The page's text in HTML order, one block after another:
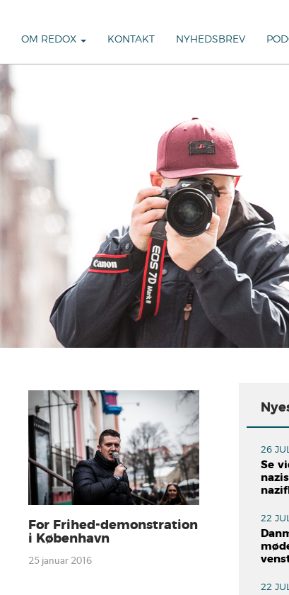
OM REDOX KONTAKT NYHEDSBREV
For Frihed-demonstration
i København
25 januar 2016
26
Se
22
22